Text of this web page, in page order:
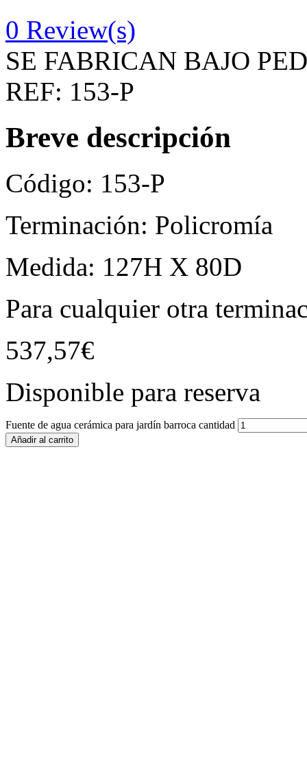
0 Review(s)
SE FABRICAN BAJO
REF: 153-P
Breve descripción
Código: 153-P
Terminación: Policromía
Medida: 127H X 80D
Para cualquier otra
537,57€
Disponible para reserva
Fuente de agua cerámica para jardín barroca cantidad
Añadir al carrito